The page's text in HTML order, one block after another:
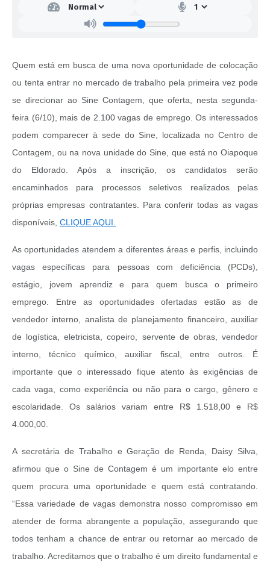
Quem está em busca de uma nova oportunidade de colocação
ou tenta entrar no mercado de trabalho pela primeira vez pode
se direcionar ao Sine Contagem, que oferta, nesta segunda-
feira (6/10), mais de 2.100 vagas de emprego. Os interessados
podem comparecer à sede do Sine, localizada no Centro de
Contagem, ou na nova unidade do Sine, que está no Oiapoque
do Eldorado. Após a inscrição, os candidatos serão
encaminhados para processos seletivos realizados pelas
próprias empresas contratantes. Para conferir todas as vagas
disponíveis, CLIQUE AQUI.
As oportunidades atendem a diferentes áreas e perfis, incluindo
vagas específicas para pessoas com deficiência (PCDs),
estágio, jovem aprendiz e para quem busca o primeiro
emprego. Entre as oportunidades ofertadas estão as de
vendedor interno, analista de planejamento financeiro, auxiliar
de logística, eletricista, copeiro, servente de obras, vendedor
interno, técnico químico, auxiliar fiscal, entre outros. É
importante que o interessado fique atento às exigências de
cada vaga, como experiência ou não para o cargo, gênero e
escolaridade. Os salários variam entre R$ 1.518,00 e R$
4.000,00.
A secretária de Trabalho e Geração de Renda, Daisy Silva,
afirmou que o Sine de Contagem é um importante elo entre
quem procura uma oportunidade e quem está contratando.
“Essa variedade de vagas demonstra nosso compromisso em
atender de forma abrangente a população, assegurando que
todos tenham a chance de entrar ou retornar ao mercado de
trabalho. Acreditamos que o trabalho é um direito fundamental e